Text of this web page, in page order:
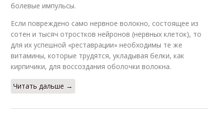
болевые импульсы.
Если повреждено само нервное волокно, состоящее из
сотен и тысяч отростков нейронов (нервных клеток), то
для их успешной «реставрации» необходимы те же
витамины, которые трудятся, укладывая белки, как
кирпичики, для воссоздания оболочки волокна.
Читать дальше →